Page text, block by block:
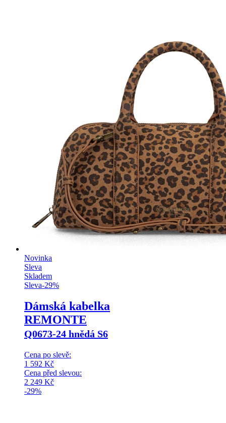
Novinka
Sleva
Skladem
Sleva-29%
Dámská kabelka
REMONTE
Q0673-24 hnědá S6
Cena po slevě:
1 592 Kč
Cena před slevou:
2 249 Kč
-29%